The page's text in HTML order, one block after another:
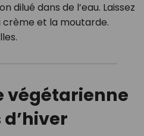
dilué dans de l’eau. Laissez
crème et la moutarde.
végétarienne